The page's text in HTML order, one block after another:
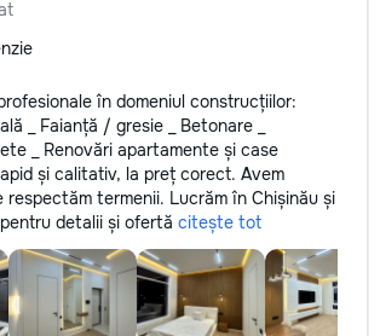
în domeniul construcțiilor:
_ Faianță / gresie _ Betonare _
_ Renovări apartamente și case
și calitativ, la preț corect. Avem
respectăm termenii. Lucrăm în Chișinău și
detalii și ofertă citește tot